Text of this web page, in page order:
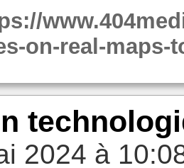
on-real-maps-
2024 à